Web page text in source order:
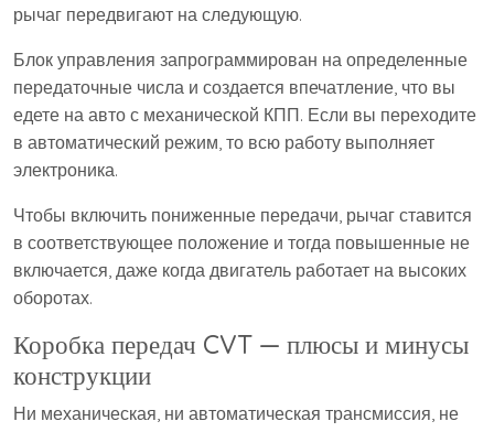
рычаг передвигают на следующую.
Блок управления запрограммирован на определенные
передаточные числа и создается впечатление, что вы
едете на авто с механической КПП. Если вы переходите
в автоматический режим, то всю работу выполняет
электроника.
Чтобы включить пониженные передачи, рычаг ставится
в соответствующее положение и тогда повышенные не
включается, даже когда двигатель работает на высоких
оборотах.
Коробка передач CVT — плюсы и минусы
конструкции
Ни механическая, ни автоматическая трансмиссия, не